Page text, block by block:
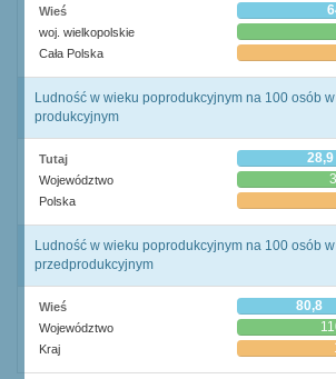
Wieś
woj. wielkopolskie
Cała Polska
Ludność w wieku poprodukcyjnym na 100 osób
produkcyjnym
Tutaj 28,9
Województwo
Polska
Ludność w wieku poprodukcyjnym na 100 osób
przedprodukcyjnym
Wieś 80,8
Województwo
Kraj